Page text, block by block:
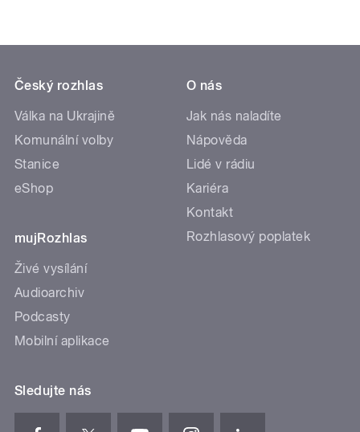
Český rozhlas
Válka na Ukrajině
Komunální volby
Stanice
eShop
mujRozhlas
Živé vysílání
Audioarchiv
Podcasty
Mobilní aplikace
O nás
Jak nás naladíte
Nápověda
Lidé v rádiu
Kariéra
Kontakt
Rozhlasový poplatek
Sledujte nás